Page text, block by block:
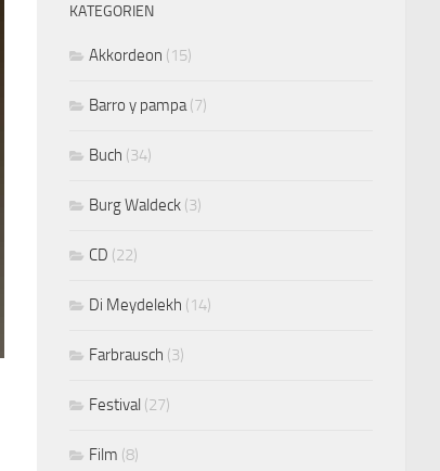
KATEGORIEN
Akkordeon (15)
Barro y pampa (7)
Buch (34)
Burg Waldeck (3)
CD (22)
Di Meydelekh (14)
Farbrausch (3)
Festival (27)
Film (8)